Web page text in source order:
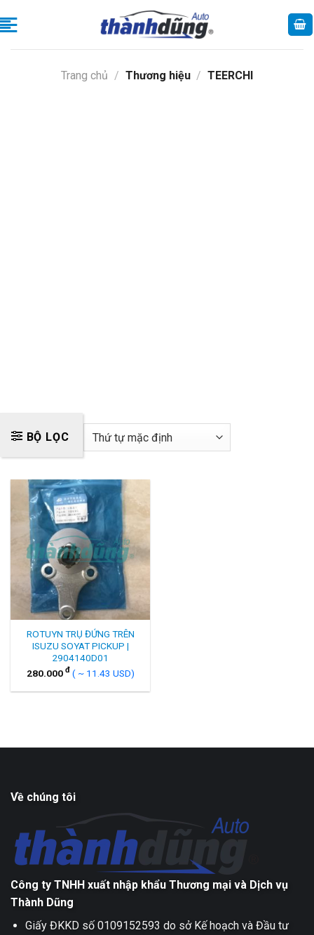
to
Trang chủ / Thương hiệu / TEERCHI
BỘ LỌC
ROTUYN TRỤ ĐỨNG TRÊN
ISUZU SOYAT PICKUP |
2904140D01
280.000 đ ( ~ 11.43 USD)
Về chúng tôi
Công ty TNHH xuất nhập khẩu Thương mại và Dịch vụ
Thành Dũng
Giấy ĐKKD số 0109152593 do sở Kế hoạch và Đầu tư